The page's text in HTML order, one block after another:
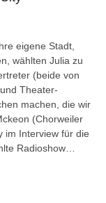
eigene Stadt,
wählten Julia zu
(beide von
Theater-
machen, die wir
(Chorweiler
im Interview für die
Radioshow…